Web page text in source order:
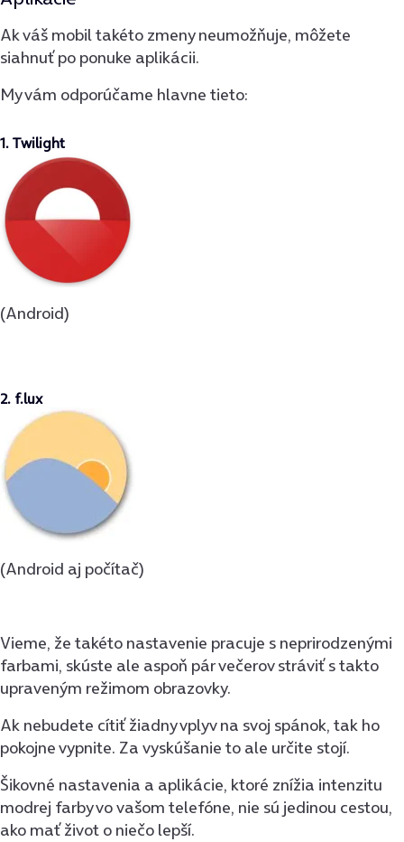
Ak váš mobil takéto zmeny neumožňuje, môžete
siahnuť po ponuke aplikácii.
My vám odporúčame hlavne tieto:
1. Twilight
(Android)
2. f.lux
(Android aj počítač)
Vieme, že takéto nastavenie pracuje s neprirodzenými
farbami, skúste ale aspoň pár večerov stráviť s takto
upraveným režimom obrazovky.
Ak nebudete cítiť žiadny vplyv na svoj spánok, tak ho
pokojne vypnite. Za vyskúšanie to ale určite stojí.
Šikovné nastavenia a aplikácie, ktoré znížia intenzitu
modrej farby vo vašom telefóne, nie sú jedinou cestou,
ako mať život o niečo lepší.